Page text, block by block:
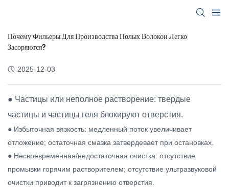
Почему Фильеры Для Производства Полых Волокон Легко
Засоряются?
2025-12-03
● Частицы или неполное растворение: твердые
частицы и частицы геля блокируют отверстия.
● Избыточная вязкость: медленный поток увеличивает
отложение; остаточная смазка затвердевает при остановках.
● Несвоевременная/недостаточная очистка: отсутствие
промывки горячим растворителем; отсутствие ультразвуковой
очистки приводит к загрязнению отверстия.